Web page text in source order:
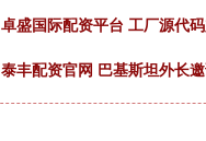
卓盛国际配资平台 工厂源代
泰丰配资官网 巴基斯坦外长